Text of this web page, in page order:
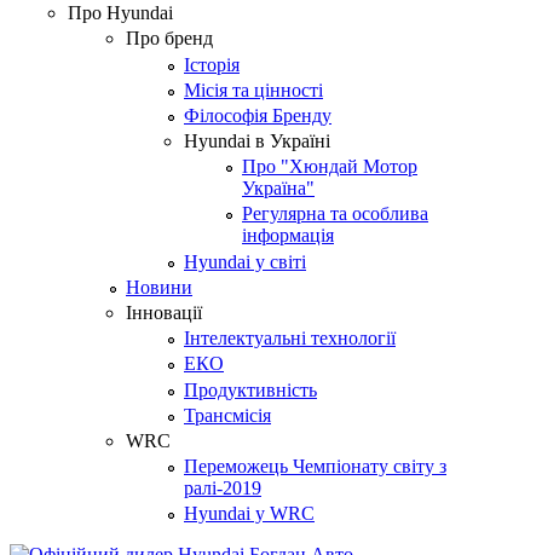
Про Hyundai
Про бренд
Історія
Місія та цінності
Філософія Бренду
Hyundai в Україні
Про "Хюндай Мотор
Україна"
Регулярна та особлива
інформація
Hyundai у світі
Новини
Інновації
Інтелектуальні технології
ЕКО
Продуктивність
Трансмісія
WRC
Переможець Чемпіонату світу з
ралі-2019
Hyundai у WRC